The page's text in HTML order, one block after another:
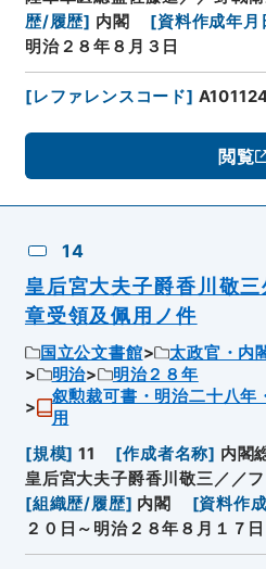
歴/履歴] 内閣 [資料作成年月
明治２８年８月３日
[レファレンスコード]
閲覧
14
皇后宮大夫子爵香川敬
章受領及佩用ノ件
国立公文書館 太政官・内
明治
明治２８年
叙勲裁可書・明治二十八年
用
[規模] 11 [作成者名称] 内閣
皇后宮大夫子爵香川敬三／／
[組織歴/履歴] 内閣 [資料作
２０日～明治２８年８月１７日